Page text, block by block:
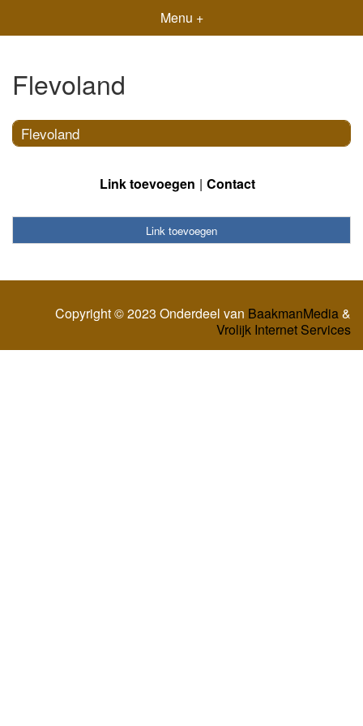
Menu +
Flevoland
Flevoland
Link toevoegen Contact
Link toevoegen
Copyright © 2023 Onderdeel van BaakmanMedia&
Vrolijk Internet Services